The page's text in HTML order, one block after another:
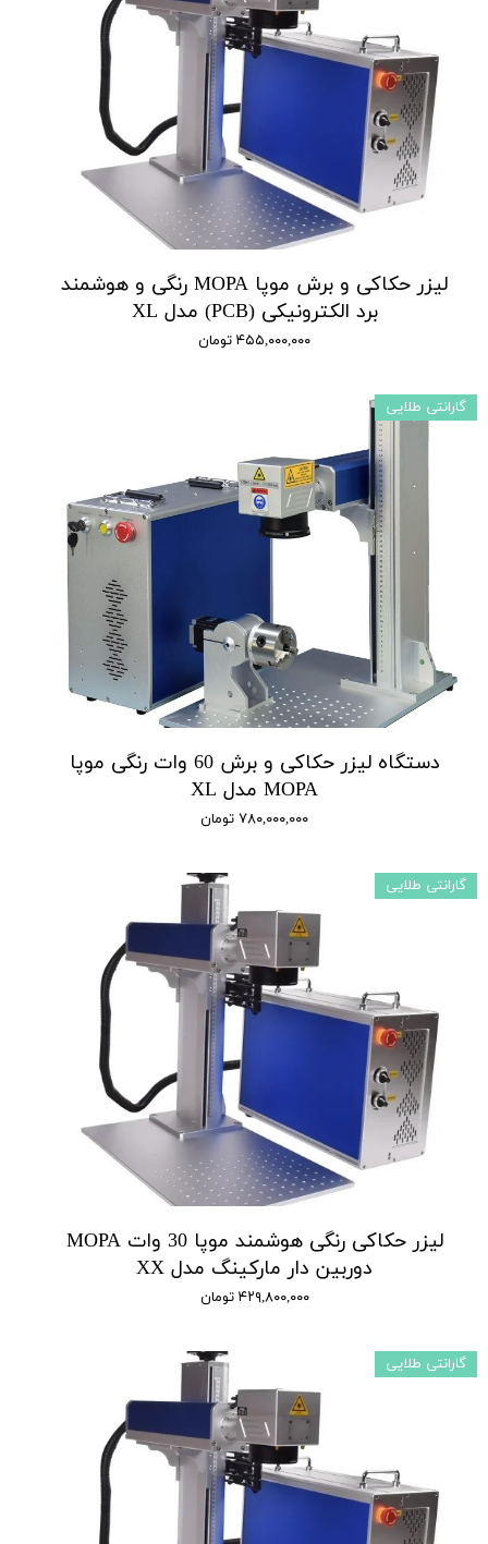
لیزر حکاکی و برش موپا MOPA رنگی و هوشمند
برد الکترونیکی (PCB) مدل XL
۴۵۵,۰۰۰,۰۰۰ تومان
دستگاه لیزر حکاکی و برش 60 وات رنگی موپا
MOPA مدل XL
۷۸۰,۰۰۰,۰۰۰ تومان
گارانتی طلایی
لیزر حکاکی رنگی هوشمند موپا 30 وات MOPA
دوربین دار مارکینگ مدل XX
۴۲۹,۸۰۰,۰۰۰ تومان
گارانتی طلایی
گارانتی طلایی